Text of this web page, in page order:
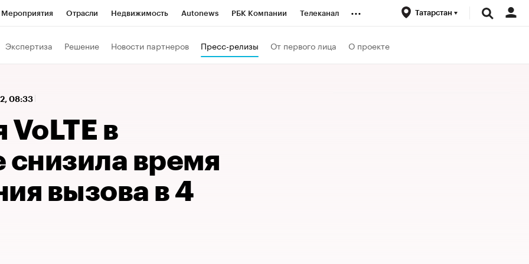
Мероприятия Отрасли Недвижимость Autonews РБК Компании Телеканал
Бизнес Технологии и медиа
... Татарстан
Экспертиза Решение Новости партнеров Пресс-релизы От первого лица О проекте
08:33
VoLTE в
снизила время
вызова в 4